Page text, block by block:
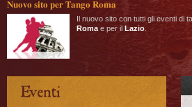
Nuovo sito per Tango Roma
Il nuovo sito con tutti gli eventi di
Roma e per il Lazio